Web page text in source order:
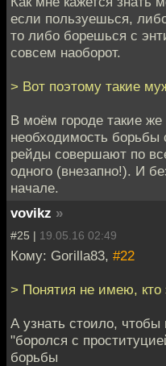
если пользуешься,
то либо борешься с
совсем наоборот.
> Вот поэтому такие
В моём городе такие
необходимость
рейды совершают по
одного (внезапно!). И
начале.
vovikz »
#25 | 19.05.16 02:49
Кому: Gorilla83, #22
> Понятия не имею, кто
А узнать стоило, чтобы
"боролся с
борьбы